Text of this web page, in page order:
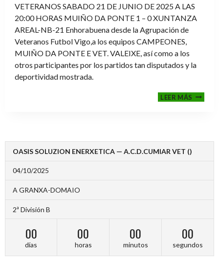
VETERANOS SABADO 21 DE JUNIO DE 2025 A LAS
20:00 HORAS MUIÑO DA PONTE 1 – 0 XUNTANZA
AREAL-NB-21 Enhorabuena desde la Agrupación de
Veteranos Futbol Vigo,a los equipos CAMPEONES,
MUIÑO DA PONTE E VET. VALEIXE, así como a los
otros participantes por los partidos tan disputados y la
deportividad mostrada.
LEER MÁS
2024-
OASIS SOLUZION ENERXETICA — A.C.D.CUMIAR VET ()
04/10/2025
A GRANXA-DOMAIO
2ª División B
00
días
00
horas
00
minutos
00
segundos